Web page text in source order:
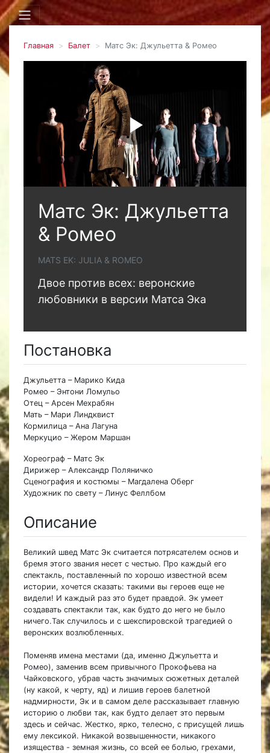
Главная Балет Матс Эк: Джульетта & Ромео
Матс Эк: Джульетта
& Ромео
MATS EK: JULIA & ROMEO
Двое против всех: веронские
любовники в версии Матса Эка
Постановка
Джульетта – Марико Кида
Ромео – Энтони Ломульо
Отец – Арсен Мехрабян
Мать – Мари Линдквист
Кормилица – Ана Лагуна
Меркуцио – Жером Маршан
Хореограф – Матс Эк
Дирижер – Александр Поляничко
Сценография и костюмы – Магдалена Оберг
Художник по свету – Линус Феллбом
Описание
Великий швед Матс Эк считается потрясателем основ и
бремя этого звания несет с честью. Про каждый его
спектакль, поставленный по хорошо известной всем
истории, хочется сказать: такими вы героев еще не
видели! И каждый раз это будет правдой. Эк умеет
создавать спектакли так, как будто до него не было
ничего.Так случилось и с шекспировской трагедией о
веронских возлюбленных.
Поменяв имена местами (да, именно Джульетта и
Ромео), заменив всем привычного Прокофьева на
Чайковского, убрав часть значимых сюжетных деталей
(ну какой, к черту, яд) и лишив героев балетной
надмирности, Эк и в самом деле рассказывает главную
историю о любви так, как будто делает это первым
здесь и сейчас. Жестко, ярко, телесно, с присущей лишь
ему лексикой. Никакой возвышенности, никакого
изящества - земная жизнь, со всей ее болью, грехами,